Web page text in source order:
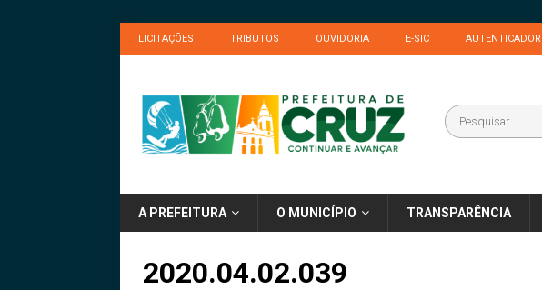
LICITAÇÕES TRIBUTOS OUVIDORIA E-SIC AUTENTICADOR
A PREFEITURA O MUNICÍPIO TRANSPARÊNCIA
2020.04.02.039